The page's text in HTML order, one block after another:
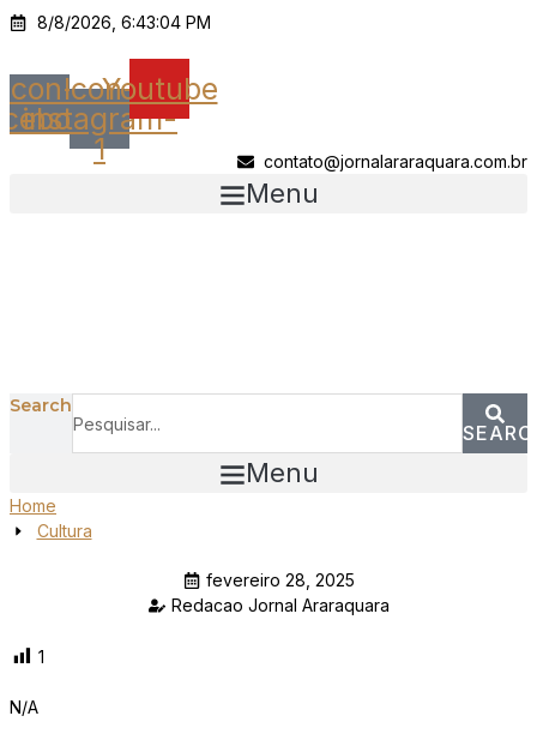
Ir
o
conteúdo
8/8/2026, 6:43:04 PM
Icon-Icon-
instagram-
1
Youtube
contato@jornalararaquara.com.br
Menu
Search
Menu
Home
Cultura
fevereiro 28, 2025
Redacao Jornal Araraquara
1
N/A